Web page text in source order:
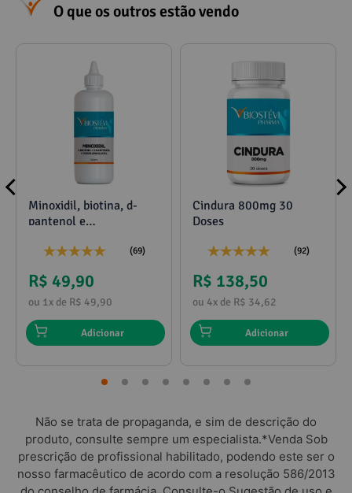
Referências Bibliográficas
O que os outros estão vendo
Minoxidil, biotina, d-
pantenol e
(69)
R$ 49,90
ou 1x de R$ 49,90
Adicionar
Cindura 800mg 30
Doses
(92)
R$ 138,50
ou 4x de R$ 34,62
Adicionar
Não se trata de propaganda, e sim de descrição do
produto, consulte sempre um especialista.*Venda Sob
prescrição de profissional habilitado, podendo este ser o
nosso farmacêutico de acordo com a resolução 586/2013